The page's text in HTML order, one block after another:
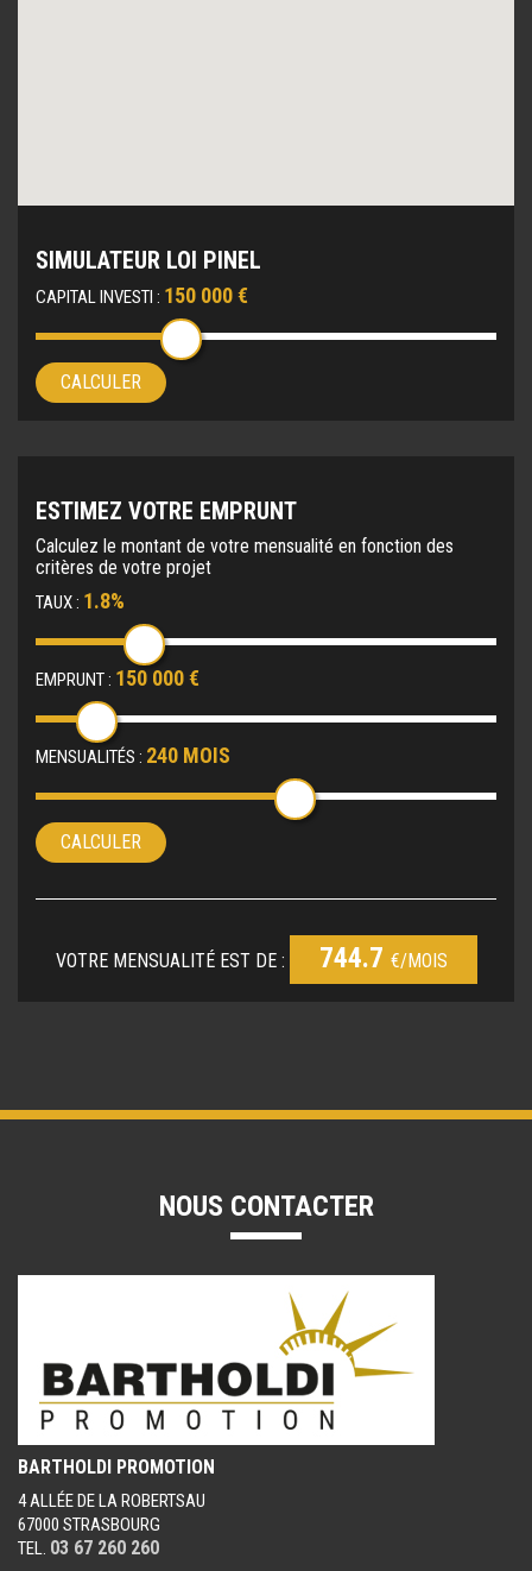
SIMULATEUR LOI PINEL
CAPITAL INVESTI : 150 000 €
CALCULER
ESTIMEZ VOTRE EMPRUNT
Calculez le montant de votre mensualité en fonction des
critères de votre projet
TAUX : 1.8%
EMPRUNT : 150 000 €
MENSUALITÉS : 240 MOIS
CALCULER
VOTRE MENSUALITÉ EST DE : 744.7 €/MOIS
NOUS CONTACTER
BARTHOLDI PROMOTION
4 ALLÉE DE LA ROBERTSAU
67000 STRASBOURG
TEL. 03 67 260 260